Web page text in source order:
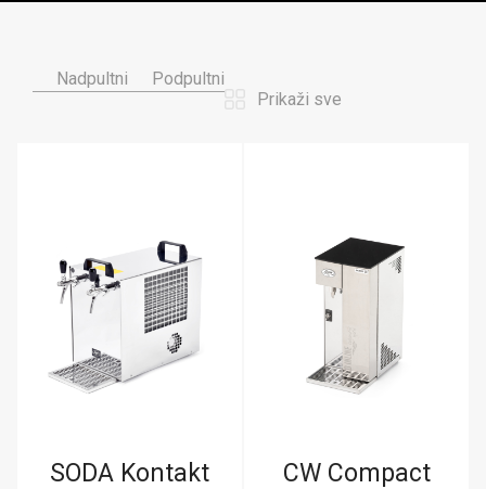
Nadpultni
Podpultni
Prikaži sve
SODA Kontakt
CW Compact